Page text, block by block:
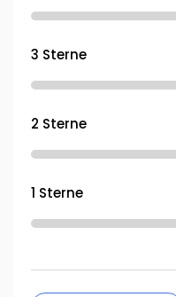
3 Sterne
2 Sterne
1 Sterne